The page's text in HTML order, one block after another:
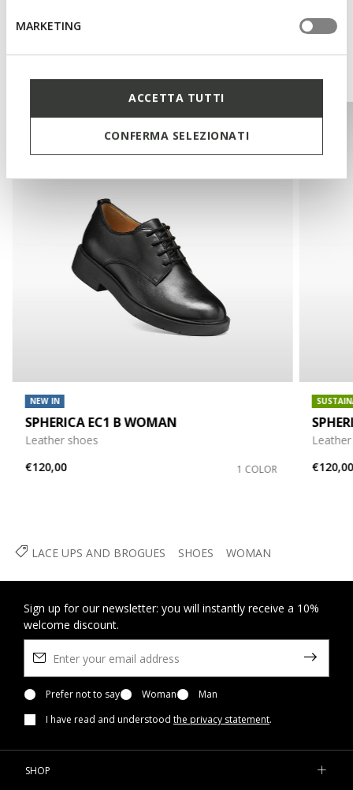
MARKETING
ACCETTA TUTTI
CONFERMA SELEZIONATI
LACE UPS AND BROGUES SHOES WOMAN
NEW IN
SPHERICA EC1 B WOMAN
Leather shoes
€120,00
1 COLOR
€120,00
Sign up for our newsletter: you will instantly receive a 10%
welcome discount.
Prefer not to say Woman
Man
I have read and understood the privacy statement.
SHOP